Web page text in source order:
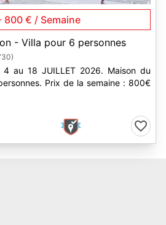
800 € / Semaine
- Villa pour 6 personnes
18 JUILLET 2026. Maison du